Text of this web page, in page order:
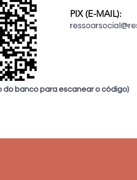
do banco para escanear o código)
PIX (E-MAIL):